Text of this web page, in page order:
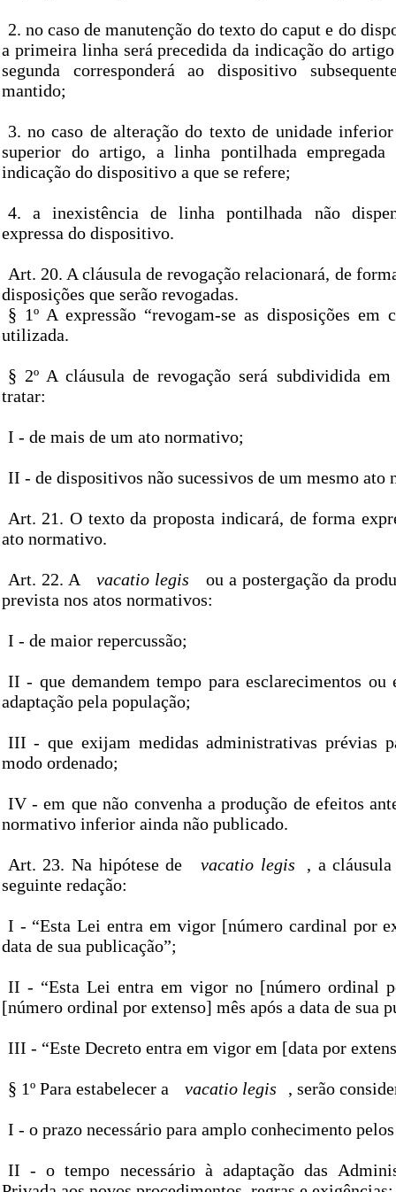
2. no caso de manutenção do texto do caput e do
a primeira linha será precedida da indicação do
segunda corresponderá ao dispositivo
mantido;
3. no caso de alteração do texto de unidade
superior do artigo, a linha pontilhada empregada
indicação do dispositivo a que se refere;
4. a inexistência de linha pontilhada não
expressa do dispositivo.
Art. 20. A cláusula de revogação relacionará, de
disposições que serão revogadas.
§ 1º A expressão “revogam-se as disposições em
utilizada.
§ 2º A cláusula de revogação será subdividida
tratar:
I - de mais de um ato normativo;
II - de dispositivos não sucessivos de um mesmo ato
Art. 21. O texto da proposta indicará, de forma
ato normativo.
Art. 22. A vacatio legis
ou a postergação da
prevista nos atos normativos:
I - de maior repercussão;
II - que demandem tempo para esclarecimentos ou
adaptação pela população;
III - que exijam medidas administrativas prévias
modo ordenado;
IV - em que não convenha a produção de efeitos
normativo inferior ainda não publicado.
Art. 23. Na hipótese de vacatio legis
, a
seguinte redação:
I - “Esta Lei entra em vigor [número cardinal por
data de sua publicação”;
II - “Esta Lei entra em vigor no [número ordinal
[número ordinal por extenso] mês após a data de sua
III - “Este Decreto entra em vigor em [data por
§ 1º Para estabelecer a vacatio legis , serão
I - o prazo necessário para amplo conhecimento
II - o tempo necessário à adaptação das